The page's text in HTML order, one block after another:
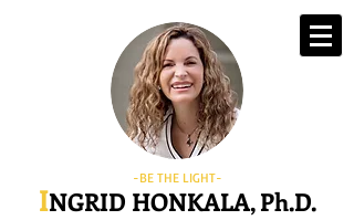
-BE THE LIGHT-
INGRID HONKALA, Ph.D.